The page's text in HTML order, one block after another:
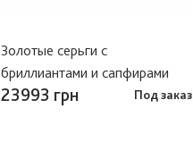
Золотые серьги с
бриллиантами и сапфирами
23993 грн Под заказ